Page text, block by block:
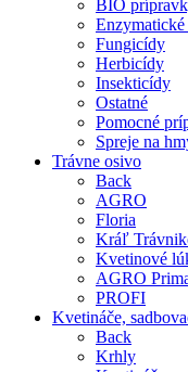
BIO
Fungicídy
Herbicídy
Insekticídy
Ostatné
Pomocné
Spreje na
Trávne osivo
Back
AGRO
Floria
Kráľ
Kvetinové
AGRO
PROFI
Kvetináče,
Back
Krhly